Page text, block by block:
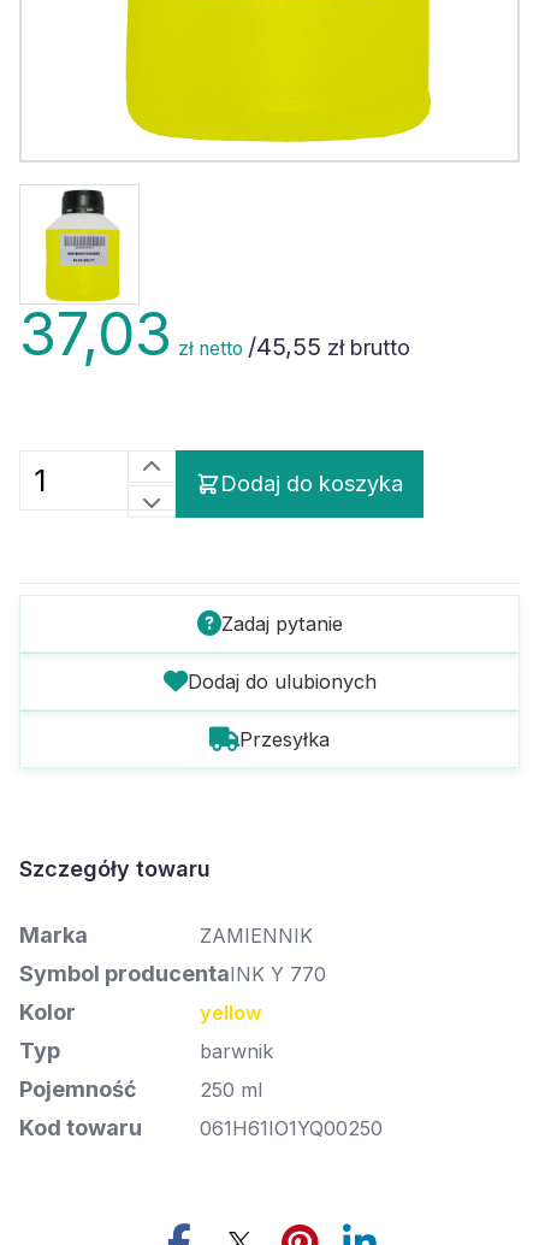
37,03 zł netto /45,55 zł brutto
Dodaj do koszyka
Zadaj pytanie
Dodaj do ulubionych
Przesyłka
Szczegóły towaru
Marka ZAMIENNIK
Symbol producentaINK Y 770
Kolor yellow
Typ barwnik
Pojemność 250 ml
Kod towaru 061H61IO1YQ00250